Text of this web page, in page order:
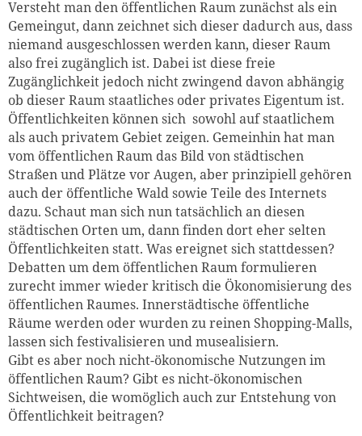
Versteht man den öffentlichen Raum zunächst als ein
Gemeingut, dann zeichnet sich dieser dadurch aus, dass
niemand ausgeschlossen werden kann, dieser Raum
also frei zugänglich ist. Dabei ist diese freie
Zugänglichkeit jedoch nicht zwingend davon abhängig
ob dieser Raum staatliches oder privates Eigentum ist.
Öffentlichkeiten können sich sowohl auf staatlichem
als auch privatem Gebiet zeigen. Gemeinhin hat man
vom öffentlichen Raum das Bild von städtischen
Straßen und Plätze vor Augen, aber prinzipiell gehören
auch der öffentliche Wald sowie Teile des Internets
dazu. Schaut man sich nun tatsächlich an diesen
städtischen Orten um, dann finden dort eher selten
Öffentlichkeiten statt. Was ereignet sich stattdessen?
Debatten um dem öffentlichen Raum formulieren
zurecht immer wieder kritisch die Ökonomisierung des
öffentlichen Raumes. Innerstädtische öffentliche
Räume werden oder wurden zu reinen Shopping-Malls,
lassen sich festivalisieren und musealisiern.
Gibt es aber noch nicht-ökonomische Nutzungen im
öffentlichen Raum? Gibt es nicht-ökonomischen
Sichtweisen, die womöglich auch zur Entstehung von
Öffentlichkeit beitragen?